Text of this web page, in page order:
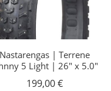
Nastarengas | Terrene
5 Light | 26″ x 5.0″
199,00€